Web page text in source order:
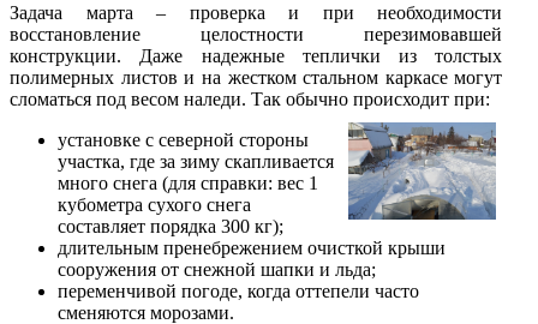
Задача марта – проверка и при необходимости
восстановление целостности перезимовавшей
конструкции. Даже надежные теплички из толстых
полимерных листов и на жестком стальном каркасе могут
сломаться под весом наледи. Так обычно происходит при:
установке с северной стороны
участка, где за зиму скапливается
много снега (для справки: вес 1
кубометра сухого снега
составляет порядка 300 кг);
длительным пренебрежением очисткой крыши
сооружения от снежной шапки и льда;
переменчивой погоде, когда оттепели часто
сменяются морозами.